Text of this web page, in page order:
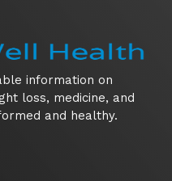
information on
loss, medicine, and
and healthy.